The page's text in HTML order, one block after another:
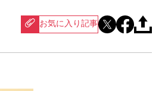
お気に入り記事